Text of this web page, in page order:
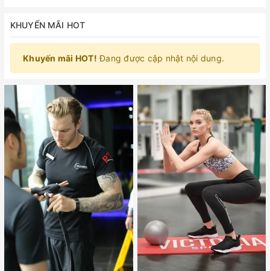
KHUYẾN MÃI HOT
Khuyến mãi HOT! Đang được cập nhật nội dung.